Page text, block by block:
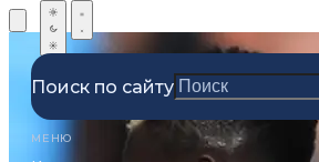
Поиск по сайту
МЕНЮ